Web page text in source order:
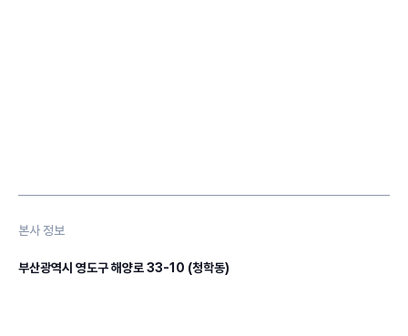
본사 정보
부산광역시 영도구 해양로 33-10 (청학동)